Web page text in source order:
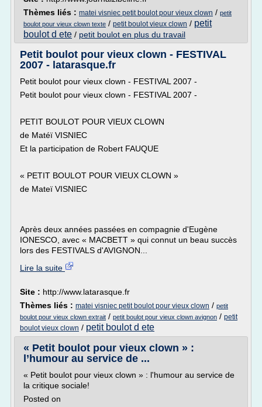
Thèmes liés : matei visniec petit boulot pour vieux clown / petit
boulot pour vieux clown texte / petit boulot vieux clown / petit
boulot d ete / petit boulot en plus du travail
Petit boulot pour vieux clown - FESTIVAL
2007 - latarasque.fr
Petit boulot pour vieux clown - FESTIVAL 2007 -
Petit boulot pour vieux clown - FESTIVAL 2007 -
PETIT BOULOT POUR VIEUX CLOWN
de Matéï VISNIEC
Et la participation de Robert FAUQUE
« PETIT BOULOT POUR VIEUX CLOWN »
de Mateï VISNIEC
Après deux années passées en compagnie d'Eugène
IONESCO, avec « MACBETT » qui connut un beau succès
lors des FESTIVALS d'AVIGNON...
Lire la suite
Site : http://www.latarasque.fr
Thèmes liés : matei visniec petit boulot pour vieux clown / petit
boulot pour vieux clown extrait / petit boulot pour vieux clown avignon / petit
boulot vieux clown / petit boulot d ete
« Petit boulot pour vieux clown » :
l’humour au service de ...
« Petit boulot pour vieux clown » : l'humour au service de
la critique sociale!
Posted on